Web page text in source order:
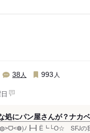
38人 993 人
にパン屋さんが？ナカベ
(◍˃ᗜ˂◍)ﾉ┣┫Ё┗└О☆ SFJの我